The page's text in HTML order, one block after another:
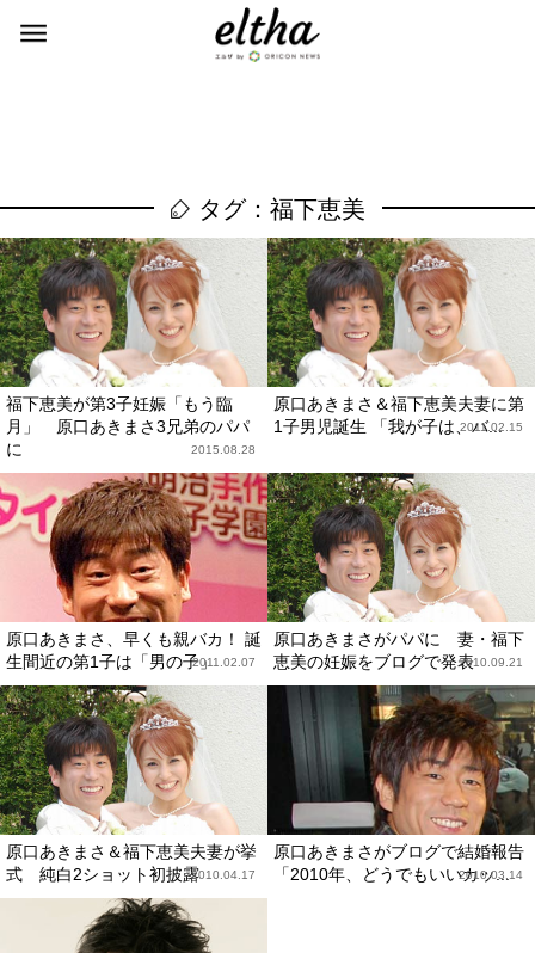
タグ：福下恵美
福下恵美が第3子妊娠「もう臨
月」 原口あきまさ3兄弟のパパ
に
2015.08.28
原口あきまさ＆福下恵美夫妻に第
1子男児誕生 「我が子は、バ...
2011.02.15
原口あきまさ、早くも親バカ！ 誕
生間近の第1子は「男の子」2011.02.07
原口あきまさがパパに 妻・福下
恵美の妊娠をブログで発表2010.09.21
原口あきまさ＆福下恵美夫妻が挙
式 純白2ショット初披露2010.04.17
原口あきまさがブログで結婚報告
「2010年、どうでもいいカッ...
2010.03.14